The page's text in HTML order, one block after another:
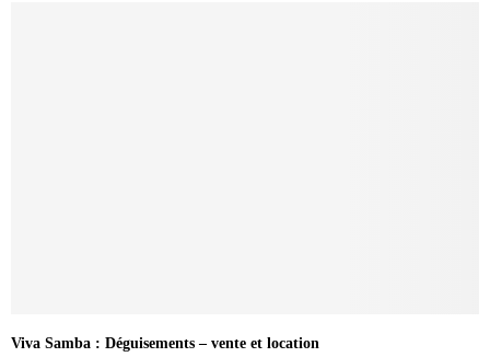
Viva Samba : Déguisements – vente et location